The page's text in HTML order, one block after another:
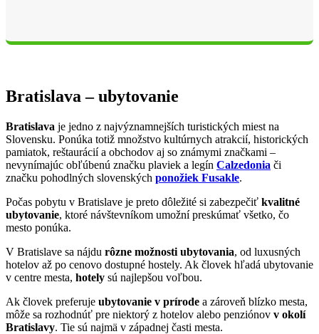
Bratislava – ubytovanie
Bratislava je jedno z najvýznamnejších turistických miest na
Slovensku. Ponúka totiž množstvo kultúrnych atrakcií, historických
pamiatok, reštaurácií a obchodov aj so známymi značkami –
nevynímajúc obľúbenú značku plaviek a legín Calzedonia či
značku pohodlných slovenských ponožiek Fusakle.
Počas pobytu v Bratislave je preto dôležité si zabezpečiť kvalitné
ubytovanie, ktoré návštevníkom umožní preskúmať všetko, čo
mesto ponúka.
V Bratislave sa nájdu rôzne možnosti ubytovania, od luxusných
hotelov až po cenovo dostupné hostely. Ak človek hľadá ubytovanie
v centre mesta, hotely sú najlepšou voľbou.
Ak človek preferuje ubytovanie v prírode a zároveň blízko mesta,
môže sa rozhodnúť pre niektorý z hotelov alebo penziónov v okolí
Bratislavy. Tie sú najmä v západnej časti mesta.